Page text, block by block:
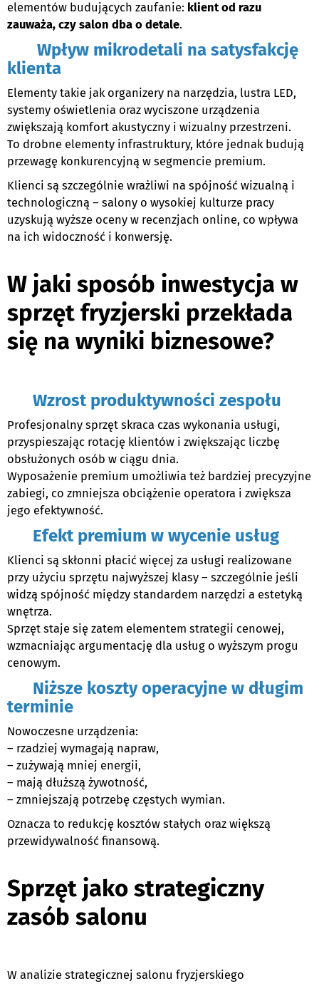
elementów budujących zaufanie: klient od razu
zauważa, czy salon dba o detale.
Wpływ mikrodetali na satysfakcję
klienta
Elementy takie jak organizery na narzędzia, lustra LED,
systemy oświetlenia oraz wyciszone urządzenia
zwiększają komfort akustyczny i wizualny przestrzeni.
To drobne elementy infrastruktury, które jednak budują
przewagę konkurencyjną w segmencie premium.
Klienci są szczególnie wrażliwi na spójność wizualną i
technologiczną – salony o wysokiej kulturze pracy
uzyskują wyższe oceny w recenzjach online, co wpływa
na ich widoczność i konwersję.
W jaki sposób inwestycja w
sprzęt fryzjerski przekłada
się na wyniki biznesowe?
Wzrost produktywności zespołu
Profesjonalny sprzęt skraca czas wykonania usługi,
przyspieszając rotację klientów i zwiększając liczbę
obsłużonych osób w ciągu dnia.
Wyposażenie premium umożliwia też bardziej precyzyjne
zabiegi, co zmniejsza obciążenie operatora i zwiększa
jego efektywność.
Efekt premium w wycenie usług
Klienci są skłonni płacić więcej za usługi realizowane
przy użyciu sprzętu najwyższej klasy – szczególnie jeśli
widzą spójność między standardem narzędzi a estetyką
wnętrza.
Sprzęt staje się zatem elementem strategii cenowej,
wzmacniając argumentację dla usług o wyższym progu
cenowym.
Niższe koszty operacyjne w długim
terminie
Nowoczesne urządzenia:
– rzadziej wymagają napraw,
– zużywają mniej energii,
– mają dłuższą żywotność,
– zmniejszają potrzebę częstych wymian.
Oznacza to redukcję kosztów stałych oraz większą
przewidywalność finansową.
Sprzęt jako strategiczny
zasób salonu
W analizie strategicznej salonu fryzjerskiego